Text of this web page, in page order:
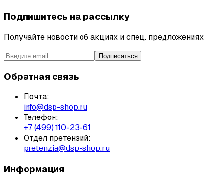
Подпишитесь на рассылку
Получайте новости об акциях и спец. предложениях
Подписаться
Обратная связь
Почта:
info@dsp-shop.ru
Телефон:
+7 (499) 110-23-61
Отдел претензий:
pretenzia@dsp-shop.ru
Информация